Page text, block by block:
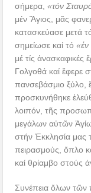
σήμερα,«τόν
μέν Ἅγιος, μᾶς
κατασκεύασε μετά
σημείωσε καί τό«ἐν
μέ τίς ἀνασκαφικές
Γολγοθά καί ἔφερε
πανσεβάσμιο ξύλο,
προσκυνήθηκε
λοιπόν, τῆς
μεγάλων αὐτῶν
στήν Ἐκκλησία μας
πειρασμούς, ὅπλο
καί θρίαμβο στούς
Συνέπεια ὅλων τῶν